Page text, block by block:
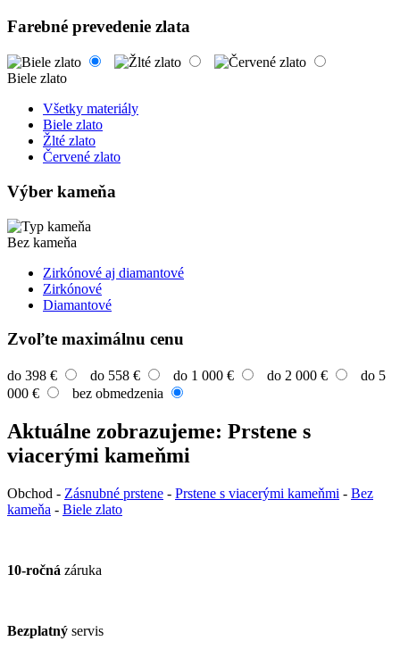
Farebné prevedenie zlata
Biele zlato
Všetky materiály
Biele zlato
Žlté zlato
Červené zlato
Výber kameňa
Bez kameňa
Zirkónové aj diamantové
Zirkónové
Diamantové
Zvoľte maximálnu cenu
do 398 € do 558 € do 1 000 € do 2 000 €
do 5
000 €
bez obmedzenia
Aktuálne zobrazujeme: Prstene s
viacerými kameňmi
Obchod - Zásnubné prstene - Prstene s viacerými kameňmi - Bez
kameňa - Biele zlato
10-ročná záruka
Bezplatný servis